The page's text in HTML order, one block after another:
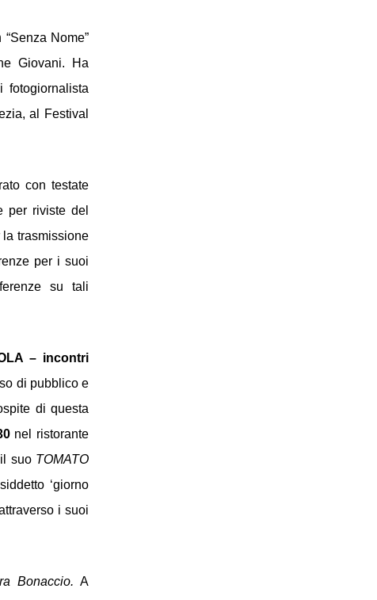
Nome”
Giovani. Ha
al Festival
con testate
per riviste del
settore; dal 2017 realizza documentari di viaggi a cavallo nel mondo per la trasmissione
per i suoi
su tali
– incontri
di pubblico e
di questa
suo TOMATO
‘giorno
i suoi
Bonaccio. A